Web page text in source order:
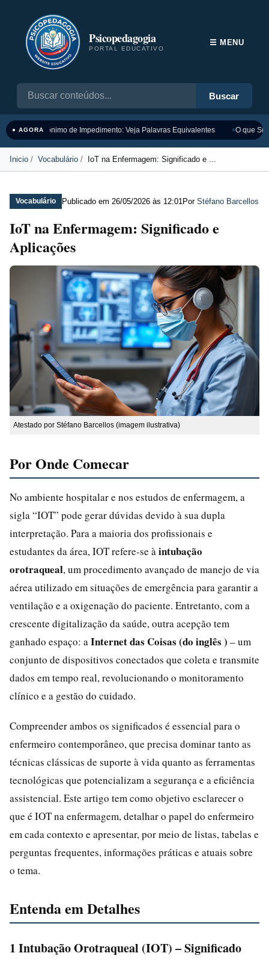
Psicopedagogia
PORTAL EDUCATIVO
Buscar
☰ MENU
● AGORASinônimo de Impedimento: Veja Palavras Equivalentes O que
Inicio Vocabulário IoT na Enfermagem: Significado e ...
Vocabulário Publicado em 26/05/2026 às 12:01 Por Stéfano Barcellos
IoT na Enfermagem: Significado e
Aplicações
Atestado por Stéfano Barcellos (imagem ilustrativa)
Por Onde Comecar
No ambiente hospitalar e nos estudos de enfermagem, a
sigla “IOT” pode gerar dúvidas devido à sua dupla
interpretação. Para a maioria dos profissionais e
estudantes da área, IOT refere-se à intubação
orotraqueal, um procedimento avançado de manejo de via
aérea utilizado em situações de emergência para garantir a
ventilação e a oxigenação do paciente. Entretanto, com a
crescente digitalização da saúde, outra acepção tem
ganhado espaço: a Internet das Coisas (do inglês ) – um
conjunto de dispositivos conectados que coleta e transmite
dados em tempo real, revolucionando o monitoramento
clínico e a gestão do cuidado.
Compreender ambos os significados é essencial para o
enfermeiro contemporâneo, que precisa dominar tanto as
técnicas clássicas de suporte à vida quanto as ferramentas
tecnológicas que potencializam a segurança e a eficiência
assistencial. Este artigo tem como objetivo esclarecer o
que é IOT na enfermagem, detalhar o papel do enfermeiro
em cada contexto e apresentar, por meio de listas, tabelas e
perguntas frequentes, informações práticas e atuais sobre
o tema.
Entenda em Detalhes
1 Intubação Orotraqueal (IOT) – Significado